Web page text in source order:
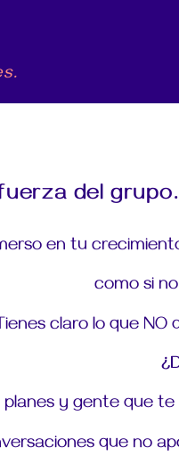
del grupo.
en tu
como si
Tienes claro lo que NO
planes y gente que
que no